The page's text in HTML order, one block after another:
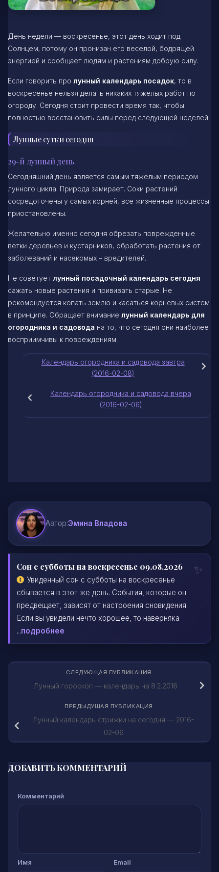
День недели — воскресенье, этот день ходит под
Солнцем, потому он пронизан его веселой, бодрящей
энергией и сообщает людям и растениям добрую силу.
Если говорить про лунный календарь посадок, то в
воскресенье нельзя делать никаких тяжелых работ по
огороду. Сегодня стоит провести время так, чтобы
полностью восстановить силы перед следующей неделей.
Лунные сутки сегодня
29-й лунный день
Сегодняшний день является самым тяжелым периодом
лунного цикла. Природа замирает. Соки растений
сосредоточены у самых корней, все жизненные процессы
приостановлены.
Желательно именно сегодня обрезать поврежденные
ветки деревьев и кустарников, обработать растения от
заболеваний и насекомых – вредителей.
Не советует лунный посадочный календарь сегодня
сажать новые растения и прививать старые. Не
рекомендуется копать землю и касаться корневых систем
в принципе. Обращает внимание лунный календарь для
огородника и садовода на то, что сегодня они наиболее
восприимчивы к повреждениям.
Календарь огородника и садовода завтра
(2016-02-08)
Календарь огородника и садовода вчера
(2016-02-06)
Автор:Эмина Владова
Сон с субботы на воскресенье 09.08.2026
Увиденный сон с субботы на воскресенье
сбывается в этот же день. События, которые он
предвещает, зависят от настроения сновидения.
Если вы увидели нечто хорошее, то наверняка
...подробнее
СЛЕДУЮЩАЯ ПУБЛИКАЦИЯ
Лунный гороскоп — календарь на 8.2.2016
ПРЕДЫДУЩАЯ ПУБЛИКАЦИЯ
Лунный календарь стрижки на сегодня — 2016-
02-06
ДОБАВИТЬ КОММЕНТАРИЙ
Комментарий
Имя Email